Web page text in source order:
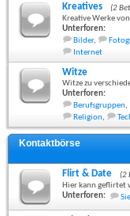
Kreatives
(2
Kreative Werke
Unterforen:
Bilder,
Internet
Witze
Witze zu
Unterforen:
Berufsgruppen,
Religion,
Kontaktbörse
Flirt & Date
(2
Hier kann geflirtet
Unterforen: